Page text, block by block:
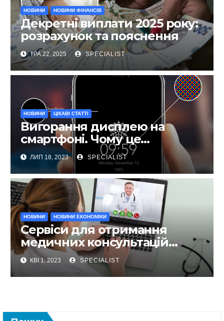
НОВИНИ НОВИНИ ФІНАНСІВ
Декретні виплати 2025 року:
розрахунок та пояснення
ТРА 22, 2025 SPECIALIST
НОВИНИ ЦІКАВІ СТАТТІ
Вигорання дисплею на
смартфоні. Чому це
відбувається та як запобігти?
ЛИП 18, 2023 SPECIALIST
НОВИНИ НОВИНИ ЕКОНОМІКИ
Сервіси для отримання
медичних консультацій
онлайн не виходячи із дому
КВІ 1, 2023 SPECIALIST